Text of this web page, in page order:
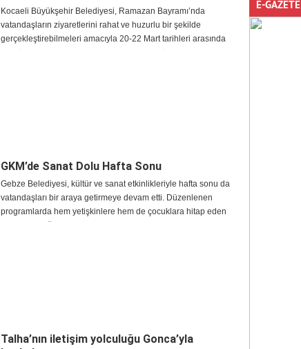
Kocaeli Büyükşehir Belediyesi, Ramazan Bayramı’nda
vatandaşların ziyaretlerini rahat ve huzurlu bir şekilde
gerçekleştirebilmeleri amacıyla 20-22 Mart tarihleri arasında
GKM’de Sanat Dolu Hafta Sonu
Gebze Belediyesi, kültür ve sanat etkinlikleriyle hafta sonu da
vatandaşları bir araya getirmeye devam etti. Düzenlenen
programlarda hem yetişkinlere hem de çocuklara hitap eden
Talha’nın iletişim yolculuğu Gonca’yla
E-GAZETE